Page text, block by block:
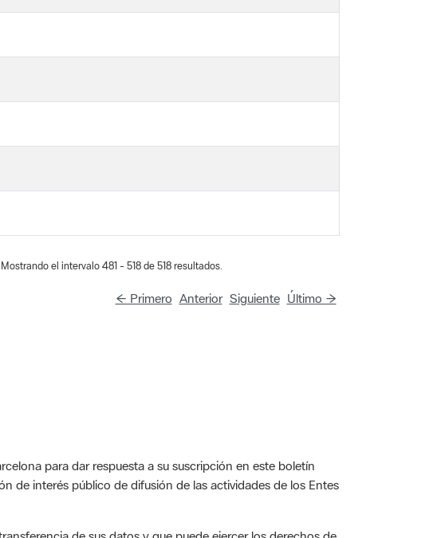
de interés público de difusión de las actividades de los Entes